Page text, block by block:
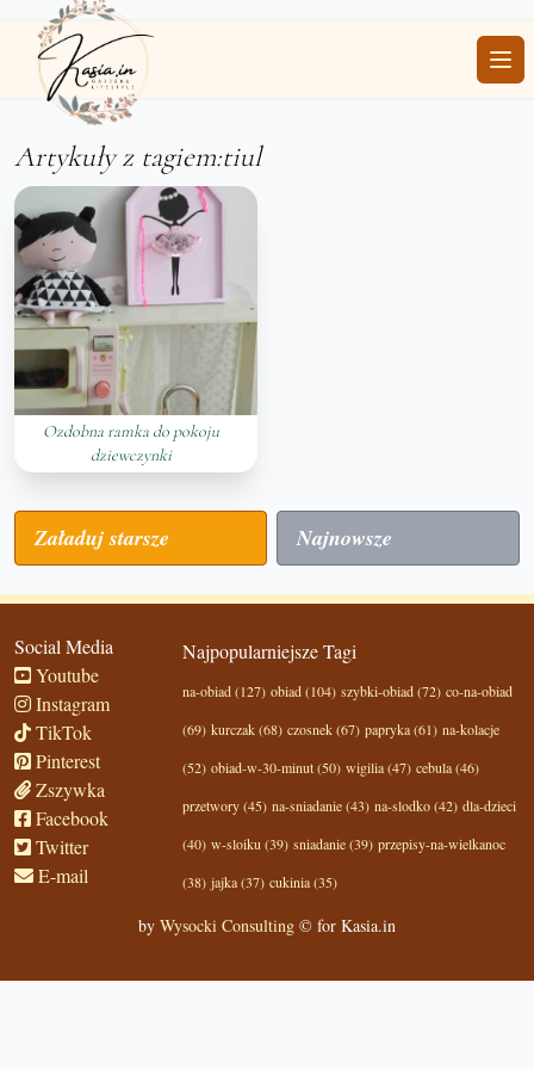
Artykuły z tagiem:tiul
Ozdobna ramka do pokoju
dziewczynki
Załaduj starsze Najnowsze
Social Media
Youtube
Instagram
TikTok
Pinterest
Zszywka
Facebook
Twitter
E-mail
Najpopularniejsze Tagi
na-obiad (127) obiad (104) szybki-obiad (72) co-na-obiad
(69) kurczak (68) czosnek (67) papryka (61) na-kolacje
(52) obiad-w-30-minut (50) wigilia (47) cebula (46)
przetwory (45) na-sniadanie (43) na-slodko (42) dla-dzieci
(40) w-sloiku (39) sniadanie (39) przepisy-na-wielkanoc
(38) jajka (37) cukinia (35)
by Wysocki Consulting© for Kasia.in